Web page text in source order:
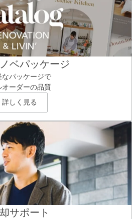
ベパッケージ
なパッケージで
オーダーの品質
詳しく見る
サポート